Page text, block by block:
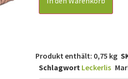
Produkt enthält: 0,75 kg
Schlagwort Leckerlis